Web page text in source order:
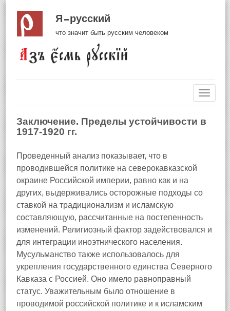
Я русский
что значит быть русским человеком
Заключение. Пределы устойчивости в
1917-1920 гг.
Проведенный анализ показывает, что в
проводившейся политике на северокавказской
окраине Российской империи, равно как и на
других, выдерживались осторожные подходы со
ставкой на традиционализм и исламскую
составляющую, рассчитанные на постепенность
изменений. Религиозный фактор задействовался и
для интеграции иноэтнического населения.
Мусульманство также использовалось для
укрепления государственного единства Северного
Кавказа с Россией. Оно имело равноправный
статус. Уважительным было отношение в
проводимой российской политике и к исламским